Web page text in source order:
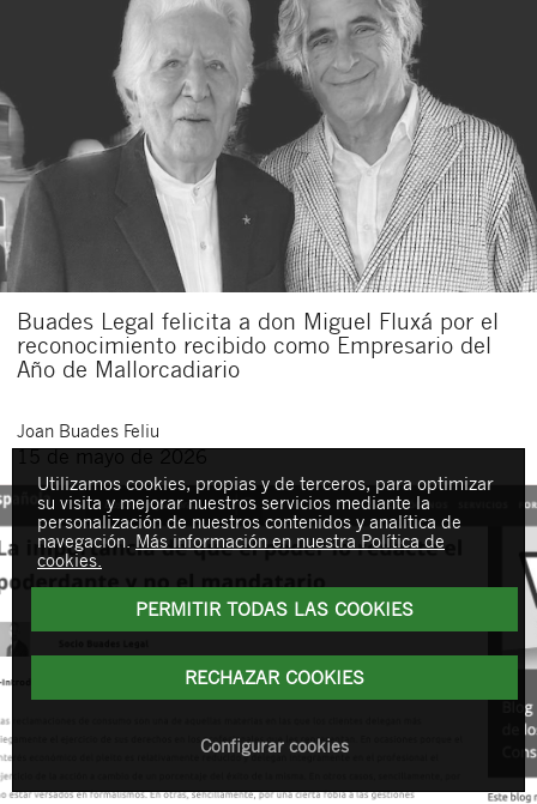
Buades Legal felicita a don Miguel Fluxá por el
reconocimiento recibido como Empresario del
Año de Mallorcadiario
Joan Buades Feliu
15 de mayo de 2026
Utilizamos cookies, propias y de terceros, para optimizar
su visita y mejorar nuestros servicios mediante la
personalización de nuestros contenidos y analítica de
navegación. Más información en nuestra Política de
cookies.
PERMITIR TODAS LAS COOKIES
RECHAZAR COOKIES
Configurar cookies